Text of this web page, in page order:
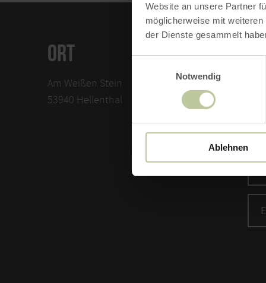
Website an unsere Partner
möglicherweise mit
der Dienste gesammelt
Notwendig
Ablehnen
ORT
Am Weißen Stein
53940 Hellenthal